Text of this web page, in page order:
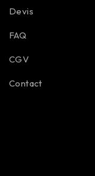
Devis
FAQ
CGV
Contact